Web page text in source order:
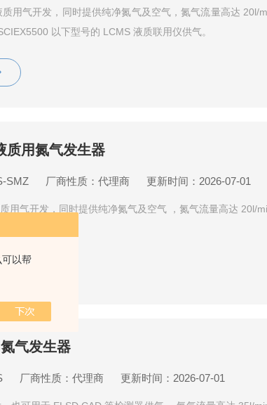
以帮
用气开发，同时提供纯净氮气及空气，氮气流量高达 20l/
以下型号的 LCMS 液质联用仪供气。
质用氮气发生器
SMZ 厂商性质：代理商 更新时间：2026-07-01
用气开发，同时提供纯净氮气及空气 ，氮气流量高达 20l/
气发生器
厂商性质：代理商 更新时间：2026-07-01